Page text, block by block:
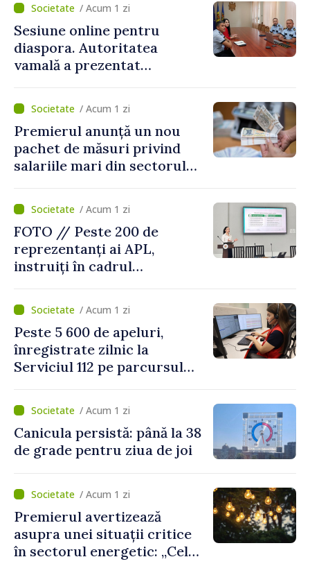
/ Acum 1 zi
Sesiune online pentru
diaspora. Autoritatea
vamală a prezentat
revenirea în țară
/ Acum 1 zi
Premierul anunță un nou
pachet de măsuri privind
salariile mari din sectorul
/ Acum 1 zi
FOTO // Peste 200 de
reprezentanți ai APL,
instruiți în cadrul
Mediu privind aplicarea a
două regulamente din
domeniu
/ Acum 1 zi
Peste 5 600 de apeluri,
înregistrate zilnic la
Serviciul 112 pe parcursul
cetățeni au solicitat
ambulanța/ Acum 1 zi
Canicula persistă: până la 38
de grade pentru ziua de joi
/ Acum 1 zi
Premierul avertizează
asupra unei situații critice
în sectorul energetic: „Cel